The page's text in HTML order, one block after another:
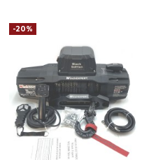
-20%